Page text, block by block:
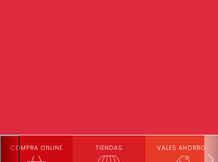
COMPRA ONLINE TIENDAS VALES AHORRO